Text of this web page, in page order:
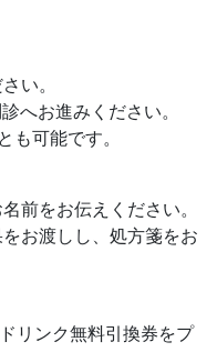
い。
へお進みください。
も可能です。
前をお伝えください。
お渡しし、処方箋をお
リンク無料引換券をプ